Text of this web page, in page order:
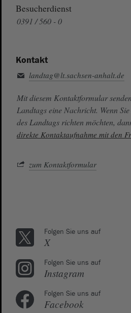
Besucherdienst
0391 / 560 - 0
Kontakt
landtag@lt.sachsen-anhalt.de
Mit diesem Kontaktformular
Landtags eine Nachricht. Wenn
des Landtags richten möchten,
direkte Kontaktaufnahme mit den
zum Kontaktformular
Folgen Sie uns auf
X
Folgen Sie uns auf
Instagram
Folgen Sie uns auf
Facebook